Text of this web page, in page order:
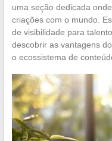
uma seção dedicada
criações com o mundo.
de visibilidade para
descobrir as vantagens
o ecossistema de